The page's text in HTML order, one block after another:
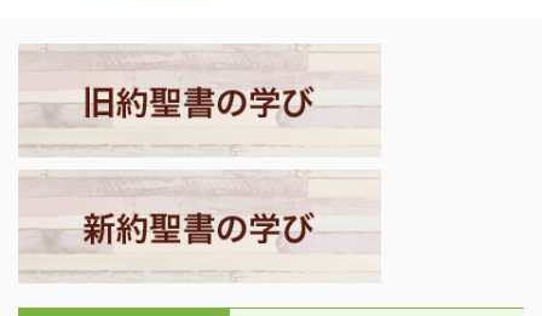
る。 －コヘレト10:2-
3「賢者の心は右へ、愚
者の心は左へ。愚 ...
贖い、救い出して下さっ
た。それ故イスラエルは
初子を神に捧げよと命じ
られる。 ―出エジプト記
13:1-2「すべての初子を
聖別して私にささげよ。
イスラエルの人々の間で
初めに胎を開くものはす
べて、人であれ家畜であ
れ、私のものである。」